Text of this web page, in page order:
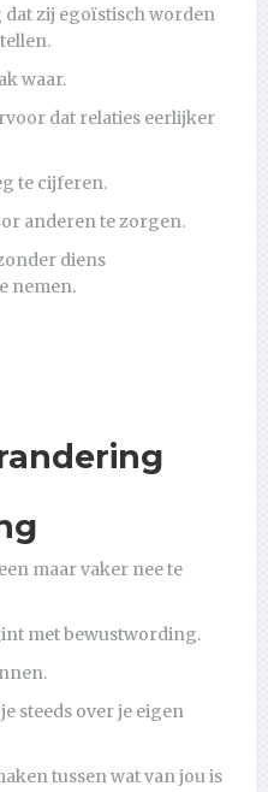
zij egoïstisch worden
waar.
dat relaties eerlijker
te cijferen.
anderen te zorgen.
diens
nemen.
maar vaker nee te
met bewustwording.
steeds over je eigen
tussen wat van jou is